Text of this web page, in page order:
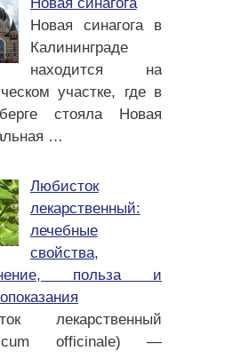
Новая синагога в
Калининграде
находится на
участке, где в
стояла Новая
…
Любисток
лекарственный:
лечебные
свойства,
польза и
лекарственный
officinale) —